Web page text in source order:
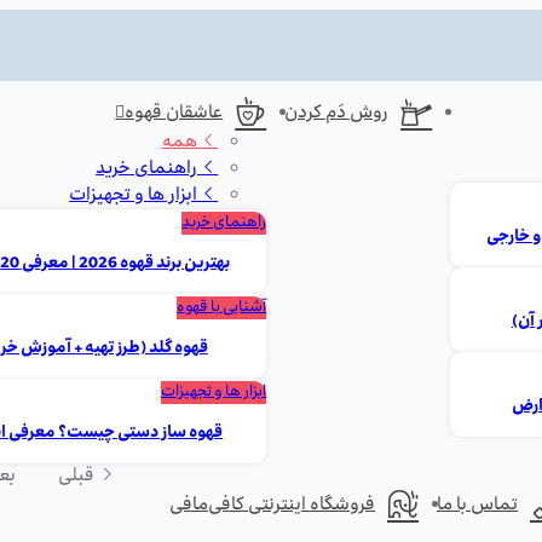
آن)
روش دَم کردن
عاشقان قهوه
همه
راهنمای خرید
ابزار ها و تجهیزات
راهنمای خرید
بهترین برند قهوه 2026 | معرفی 20 مارک برتر ایرانی و خارجی
آشنایی با قهوه
قهوه گلد (طرز تهیه + آموزش
ابزار ها و تجهیزات
قهوه ساز دستی چیست؟ معرفی
قبلی
تماس با ما
فروشگاه اینترنتی کافی‌مافی